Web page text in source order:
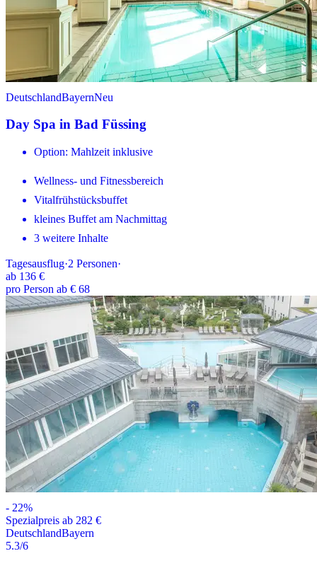
DeutschlandBayernNeu
Day Spa in Bad Füssing
Option: Mahlzeit inklusive
Wellness- und Fitnessbereich
Vitalfrühstücksbuffet
kleines Buffet am Nachmittag
3 weitere Inhalte
Tagesausflug·2 Personen·
ab 136 €
pro Person ab € 68
- 22%
Spezialpreis ab 282 €
DeutschlandBayern
5.3/6